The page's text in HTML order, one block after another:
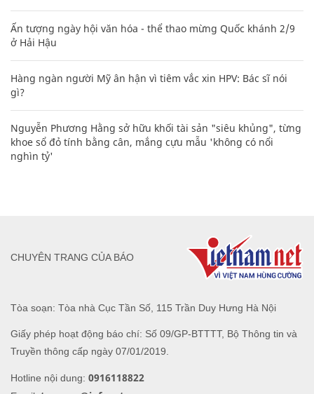
Ấn tượng ngày hội văn hóa - thể thao mừng Quốc khánh 2/9
ở Hải Hậu
Hàng ngàn người Mỹ ân hận vì tiêm vắc xin HPV: Bác sĩ nói
gì?
Nguyễn Phương Hằng sở hữu khối tài sản "siêu khủng", từng
khoe sổ đỏ tính bằng cân, mắng cựu mẫu 'không có nổi
nghìn tỷ'
Tòa soạn: Tòa nhà Cục Tần Số, 115 Trần Duy Hưng Hà Nội
Giấy phép hoạt động báo chí: Số 09/GP-BTTTT, Bộ Thông tin và
Truyền thông cấp ngày 07/01/2019.
Hotline nội dung: 0916118822
CHUYÊN TRANG CỦA BÁO